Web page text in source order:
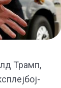
Трамп,